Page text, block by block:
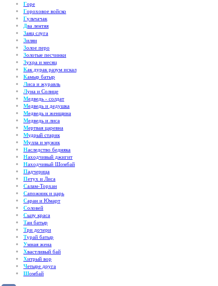
Горе
Гороховое войско
Гульчачак
Два лентяя
Заяц слуга
Зилян
Золое перо
Золотые песчинки
Зухра и месяц
Как дурак разум искал
Камыр батыр
Лиса и журавль
Луна и Солнце
Медведь - солдат
Медведь и дедушка
Медведь и женщина
Медведь и лиса
Мертвая царевна
Мудрый старик
Мулла и мужик
Наследство бедняка
Находчивый джигит
Находчивый Шомбай
Падчерица
Петух и Лиса
Салам-Торхан
Сапожник и царь
Саран и Юмарт
Соловей
Сылу краса
Тан батыр
Три дочери
Турай батыр
Умная жена
Хвастливый бай
Хитрый вор
Четыре друга
Шомбай